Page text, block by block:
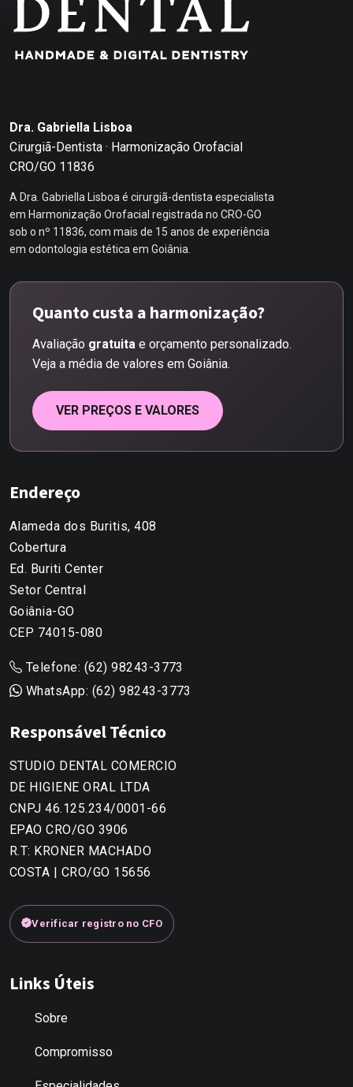
Dra. Gabriella Lisboa
Cirurgiã-Dentista · Harmonização Orofacial
CRO/GO 11836
A Dra. Gabriella Lisboa é cirurgiã-dentista especialista
em Harmonização Orofacial registrada no CRO-GO
sob o nº 11836, com mais de 15 anos de experiência
em odontologia estética em Goiânia.
Quanto custa a harmonização?
Avaliação gratuita e orçamento personalizado.
Veja a média de valores em Goiânia.
VER PREÇOS E VALORES
Endereço
Alameda dos Buritis, 408
Cobertura
Ed. Buriti Center
Setor Central
Goiânia-GO
CEP 74015-080
Telefone: (62) 98243-3773
WhatsApp: (62) 98243-3773
Responsável Técnico
STUDIO DENTAL COMERCIO
DE HIGIENE ORAL LTDA
CNPJ 46.125.234/0001-66
EPAO CRO/GO 3906
R.T: KRONER MACHADO
COSTA | CRO/GO 15656
Verificar registro no CFO
Links Úteis
Sobre
Compromisso